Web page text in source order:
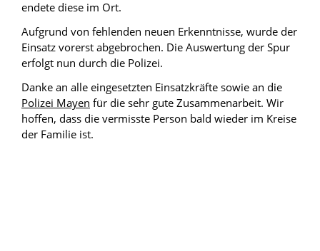
endete diese im Ort.
Aufgrund von fehlenden neuen Erkenntnisse, wurde der
Einsatz vorerst abgebrochen. Die Auswertung der Spur
erfolgt nun durch die Polizei.
Danke an alle eingesetzten Einsatzkräfte sowie an die
Polizei Mayen für die sehr gute Zusammenarbeit. Wir
hoffen, dass die vermisste Person bald wieder im Kreise
der Familie ist.